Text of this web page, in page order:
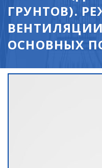
ГРУНТОВ).
ОСНОВНЫХ